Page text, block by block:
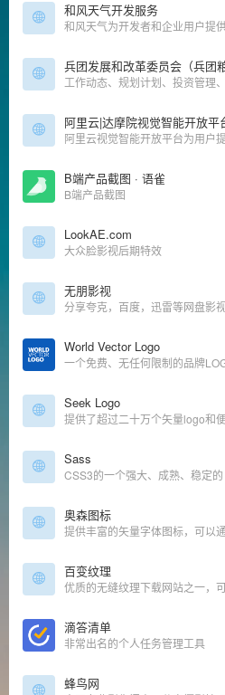
和风天气开发服务
兵团发展和改革委员会（兵团
工作动态、规划计划、投资管理
阿里云|达摩院视觉智能开放平
B端产品截图 · 语雀
B端产品截图
LookAE.com
大众脸影视后期特效
无朋影视
分享夸克，百度，迅雷等网盘影
World Vector Logo
一个免费、无任何限制的品牌
Seek Logo
提供了超过二十万个矢量logo和
Sass
CSS3的一个强大、成熟、稳定
奥森图标
提供丰富的矢量字体图标，可以
百变纹理
滴答清单
非常出名的个人任务管理工具
蜂鸟网